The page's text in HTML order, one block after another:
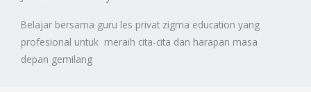
Belajar bersama guru les privat zigma education yang
profesional untuk meraih cita-cita dan harapan masa
depan gemilang